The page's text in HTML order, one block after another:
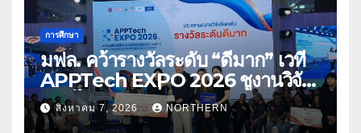
การศึกษา
มฟล. คว้ารางวัลระดับ “ดีมาก” เวที
APPTech EXPO 2026 ชูงานวิจัย
สมุนไพร ขับเคลื่อนนวัตกรรมสู่เชิง
พาณิชย์
สิงหาคม 7, 2026 NORTHERN